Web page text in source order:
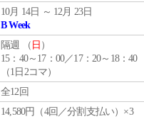
10月 14日 ～ 12月 23日
B Week
隔週 （ 日 ）
15：40～17：00／17：20～18：40
（1日2コマ）
全12回
14,580円（4回／分割支払い）×3